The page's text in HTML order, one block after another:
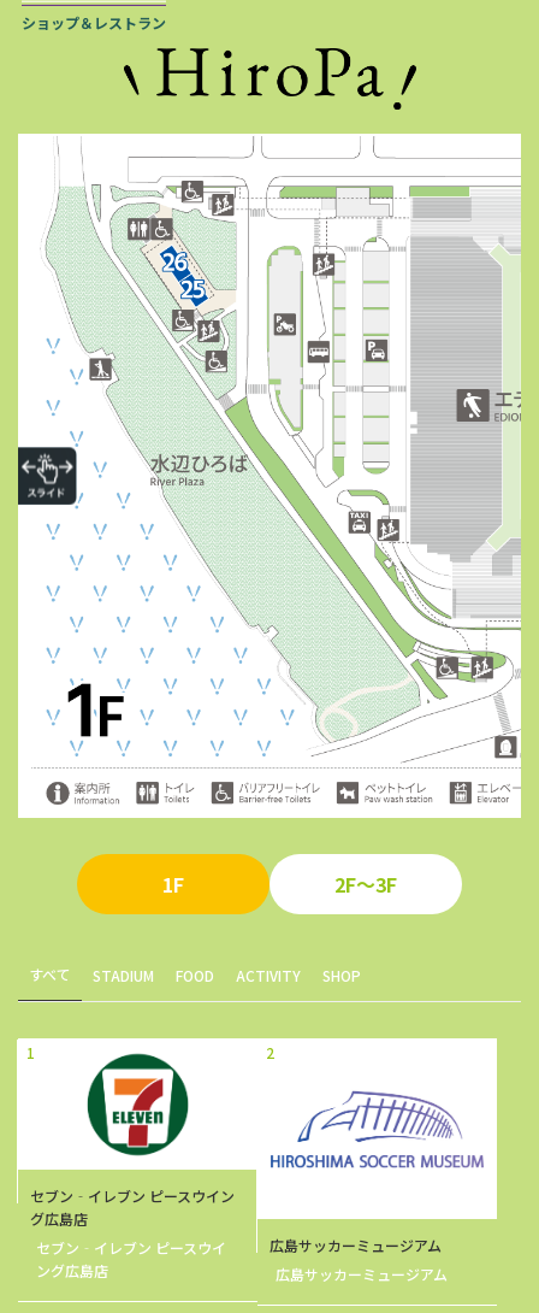
ショップ＆レストラン
1F 2F～3F
すべて STADIUM FOOD ACTIVITY SHOP
1
セブン‐イレブン ピースウイン
グ広島店
セブン‐イレブン ピースウイ
ング広島店
2
広島サッカーミュージアム
広島サッカーミュージアム